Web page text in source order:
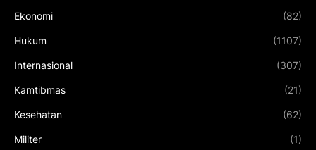
Ekonomi (82)
Hukum (1107)
Internasional (307)
Kamtibmas (21)
Kesehatan (62)
Militer (1)